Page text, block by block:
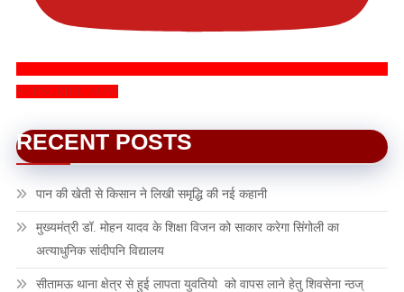
SUBSCRIBE NOW
RECENT POSTS
पान की खेती से किसान ने लिखी समृद्धि की नई कहानी
मुख्यमंत्री डॉ. मोहन यादव के शिक्षा विजन को साकार करेगा सिंगोली का
अत्याधुनिक सांदीपनि विद्यालय
सीतामऊ थाना क्षेत्र से हुई लापता युवतियो को वापस लाने हेतु शिवसेना न्ठज्